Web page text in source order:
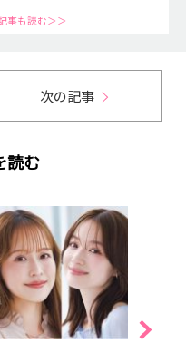
事も読む＞＞
次の記事
読む